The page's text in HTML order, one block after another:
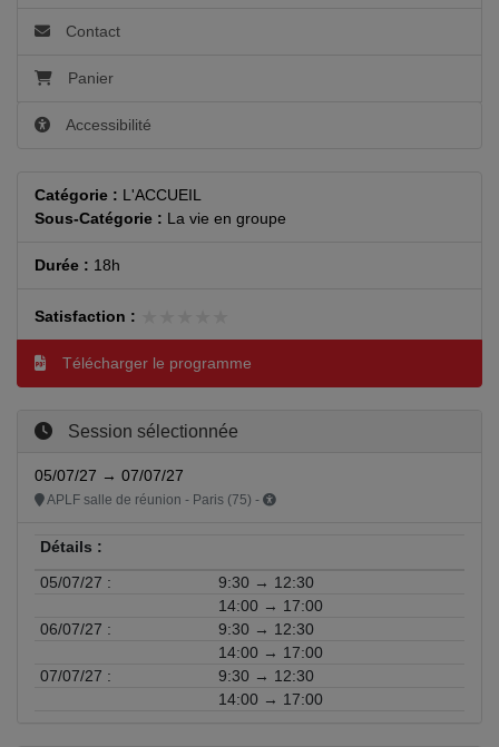
Contact
Panier
Accessibilité
Catégorie : L'ACCUEIL
Sous-Catégorie : La vie en groupe
Durée : 18h
Satisfaction :
Télécharger le programme
Session sélectionnée
05/07/27 → 07/07/27
APLF salle de réunion - Paris (75) -
Détails :
05/07/27 :
9:30 → 12:30
14:00 → 17:00
06/07/27 :
9:30 → 12:30
14:00 → 17:00
07/07/27 :
9:30 → 12:30
14:00 → 17:00